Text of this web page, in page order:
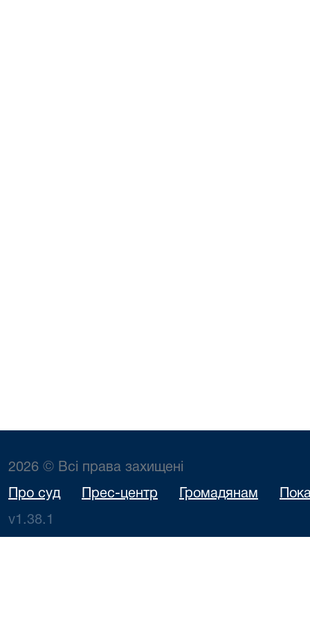
2026 © Всі права захищені
Про суд Прес-центр Громадянам
v1.38.1